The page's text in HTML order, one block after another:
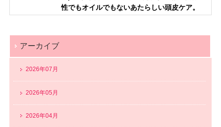
性でもオイルでもないあたらしい頭皮ケア。
アーカイブ
2026年07月
2026年05月
2026年04月